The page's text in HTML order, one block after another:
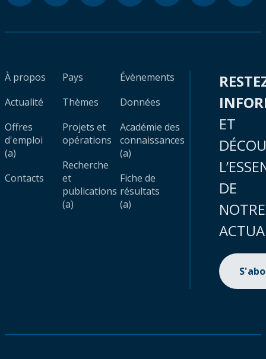
À propos
Actualité
Offres
d'emploi
(a)
Contacts
Pays
Thèmes
Projets et
opérations
Recherche
et
publications
(a)
Évènements
Données
Académie des
connaissances
(a)
Fiche de
résultats
(a)
ET
DE
NOTRE